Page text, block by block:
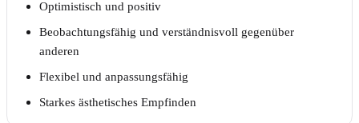
Optimistisch und positiv
Beobachtungsfähig und verständnisvoll gegenüber
anderen
Flexibel und anpassungsfähig
Starkes ästhetisches Empfinden